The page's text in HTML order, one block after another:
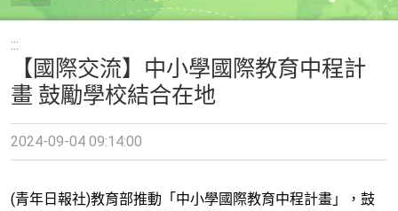
:::
【國際交流】中小學國際教育中程計
畫 鼓勵學校結合在地
2024-09-04 09:14:00
(青年日報社)教育部推動「中小學國際教育中程計畫」，鼓